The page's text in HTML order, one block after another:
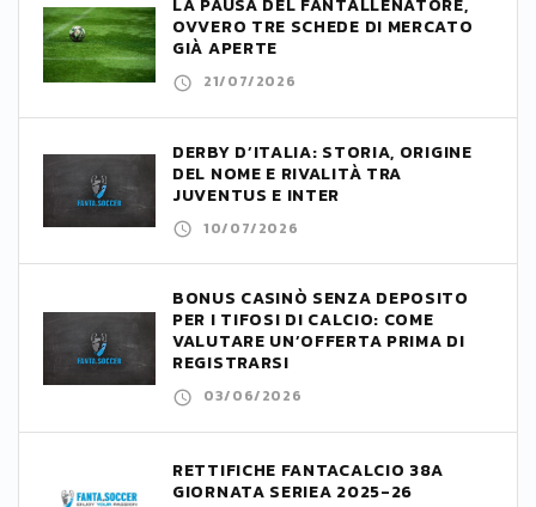
LA PAUSA DEL FANTALLENATORE,
OVVERO TRE SCHEDE DI MERCATO
GIÀ APERTE
21/07/2026
DERBY D’ITALIA: STORIA, ORIGINE
DEL NOME E RIVALITÀ TRA
JUVENTUS E INTER
10/07/2026
BONUS CASINÒ SENZA DEPOSITO
PER I TIFOSI DI CALCIO: COME
VALUTARE UN’OFFERTA PRIMA DI
REGISTRARSI
03/06/2026
RETTIFICHE FANTACALCIO 38A
GIORNATA SERIEA 2025-26